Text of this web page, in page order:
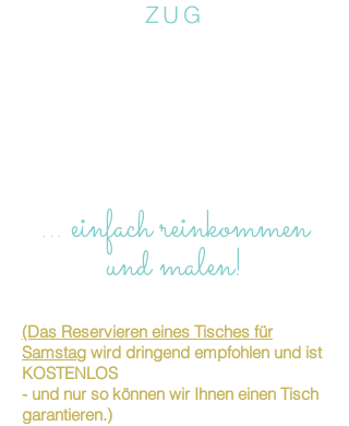
ZUG
… einfach reinkommen
und malen!
(Das Reservieren eines Tisches für
Samstag wird dringend empfohlen und ist
KOSTENLOS
- und nur so können wir Ihnen einen Tisch
garantieren.)